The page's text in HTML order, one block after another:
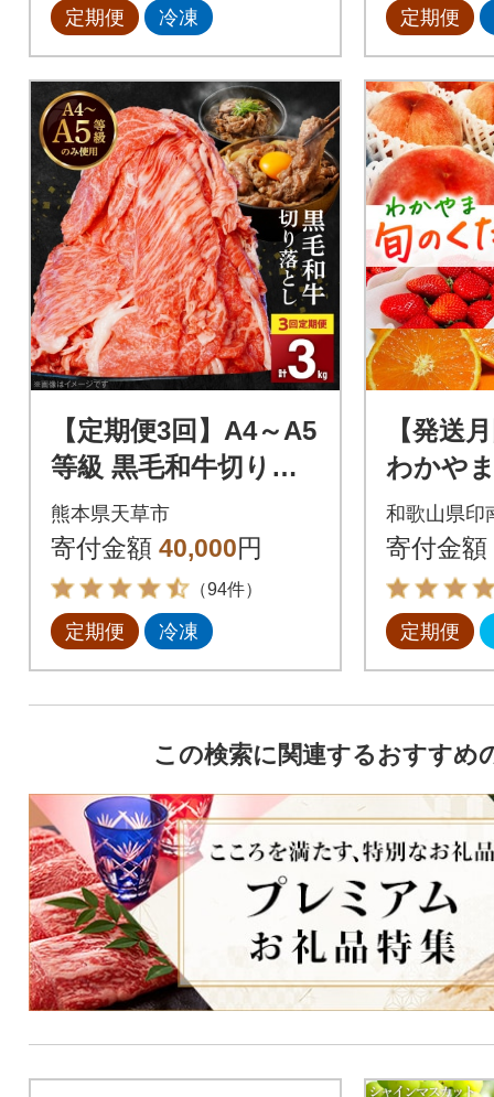
定期便 冷凍 定期便
【定期便3回】A4～A5
等級 黒毛和牛切り落
とし1kg(500g×2P)_S
001-001-T03A
熊本県天草市
寄付金額 40,000円
（94件）
定期便 冷凍
【発送
わかや
の【S】
和歌山県印
寄付金額
定期便
この検索に関連するおすすめ